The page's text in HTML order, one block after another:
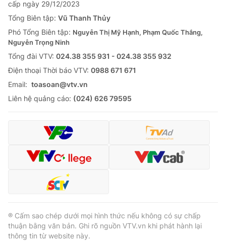
cấp ngày 29/12/2023
Tổng Biên tập: Vũ Thanh Thủy
Phó Tổng Biên tập: Nguyễn Thị Mỹ Hạnh, Phạm Quốc Thắng,
Nguyễn Trọng Ninh
Tổng đài VTV: 024.38 355 931 - 024.38 355 932
Ðiện thoại Thời báo VTV: 0988 671 671
Email: toasoan@vtv.vn
Liên hệ quảng cáo: (024) 626 79595
® Cấm sao chép dưới mọi hình thức nếu không có sự chấp
thuận bằng văn bản. Ghi rõ nguồn VTV.vn khi phát hành lại
thông tin từ website này.